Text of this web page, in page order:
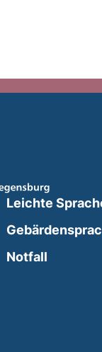
window)
Leichte
Notfall